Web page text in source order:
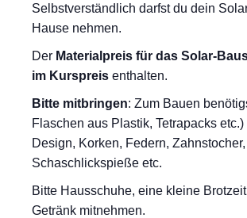
Selbstverständlich darfst du dein
Hause nehmen.
Der Materialpreis für das Solar-
im Kurspreis enthalten.
Bitte mitbringen: Zum Bauen
Flaschen aus Plastik, Tetrapacks
Design, Korken, Federn, Zahnstocher,
Schaschlickspieße etc.
Bitte Hausschuhe, eine kleine
Getränk mitnehmen.